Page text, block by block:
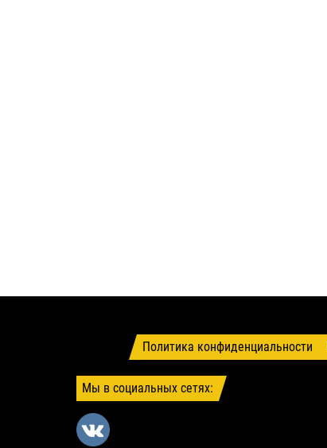
Политика конфиденциальности
Мы в социальных сетях: